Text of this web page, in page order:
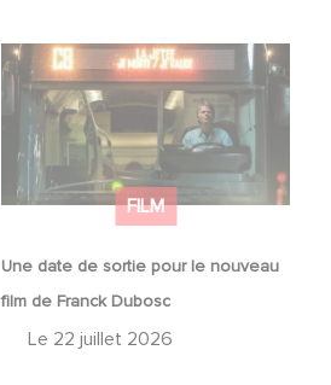
FILM
Une date de sortie pour le nouveau
film de Franck Dubosc
Le 22 juillet 2026
Une date de sortie pour le
nouveau film de Franck Dubosc